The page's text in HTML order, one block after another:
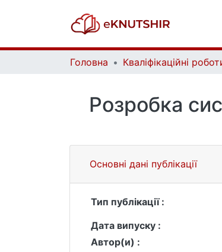
Головна
Розробка
Основні дані публікації
Тип публікації :
Дата випуску :
Автор(и) :